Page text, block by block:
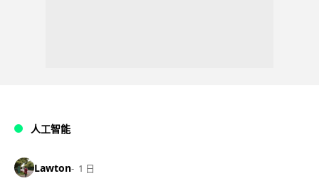
人工智能
Lawton 1 日